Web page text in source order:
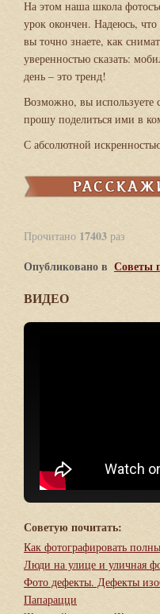
На этом наша школа
урок окончен. Надеюсь,
вы точно знаете, как
уверенностью сказать:
день – это тренд!
Возможно, вы
прошу поделиться ими в
С абсолютной
Прочитано 17403 раз
Опубликовано в Советы
ВИДЕО
Советую почитать:
Как фотографировать
Люди на улице и уличная
Фото дефекты. Дефекты
Папарацци